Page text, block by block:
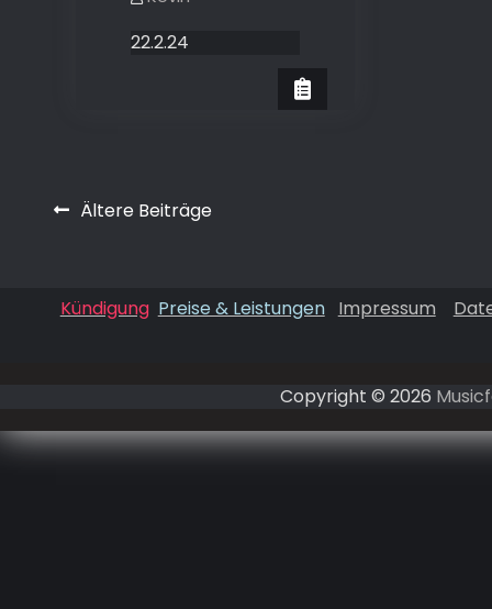
22.2.24
Beitragsnavigation
Ältere Beiträge
Kündigung Preise & Leistungen Impressum
Copyright © 2026